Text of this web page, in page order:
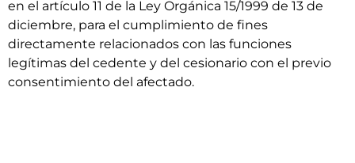
en el artículo 11 de la Ley Orgánica 15/1999 de 13 de
diciembre, para el cumplimiento de fines
directamente relacionados con las funciones
legítimas del cedente y del cesionario con el previo
consentimiento del afectado.